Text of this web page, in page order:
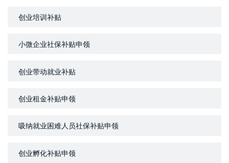
创业培训补贴
小微企业社保补贴申领
创业带动就业补贴
创业租金补贴申领
吸纳就业困难人员社保补贴申领
创业孵化补贴申领